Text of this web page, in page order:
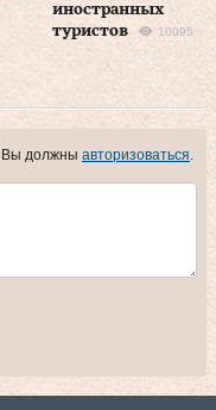
иностранных
туристов
10095
Вы должны авторизоваться.